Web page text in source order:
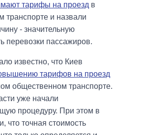
тарифы на проезд в
транспорте и назвали
- значительную
перевозки пассажиров.
известно, что Киев
тарифов на проезд
общественном транспорте.
уже начали
процедуру. При этом в
что точная стоимость